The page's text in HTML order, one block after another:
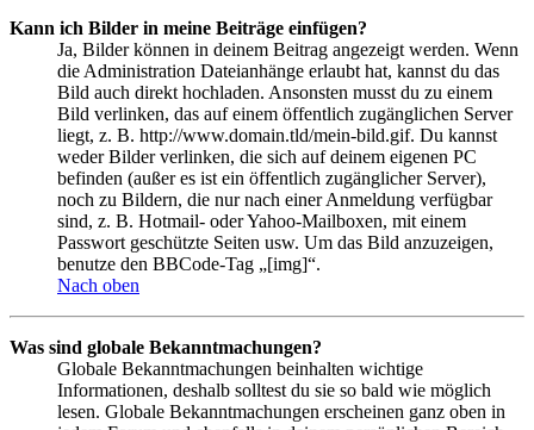
Kann ich Bilder in meine Beiträge einfügen?
Ja, Bilder können in deinem Beitrag angezeigt werden. Wenn
die Administration Dateianhänge erlaubt hat, kannst du das
Bild auch direkt hochladen. Ansonsten musst du zu einem
Bild verlinken, das auf einem öffentlich zugänglichen Server
liegt, z. B. http://www.domain.tld/mein-bild.gif. Du kannst
weder Bilder verlinken, die sich auf deinem eigenen PC
befinden (außer es ist ein öffentlich zugänglicher Server),
noch zu Bildern, die nur nach einer Anmeldung verfügbar
sind, z. B. Hotmail- oder Yahoo-Mailboxen, mit einem
Passwort geschützte Seiten usw. Um das Bild anzuzeigen,
benutze den BBCode-Tag „[img]“.
Nach oben
Was sind globale Bekanntmachungen?
Globale Bekanntmachungen beinhalten wichtige
Informationen, deshalb solltest du sie so bald wie möglich
lesen. Globale Bekanntmachungen erscheinen ganz oben in